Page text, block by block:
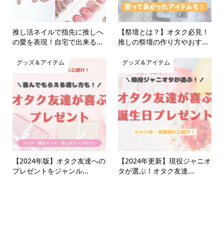
推し活ネイルで指先に推しへ
の愛を表現！自宅で出来る...
【祭壇とは？】オタク必見！
推しの祭壇の作り方やおす...
グッズ＆アイテム
【2024年版】オタク友達への
プレゼントをジャンル...
グッズ＆アイテム
【2024年更新】現役ジャニオ
タが選ぶ！オタク友達...